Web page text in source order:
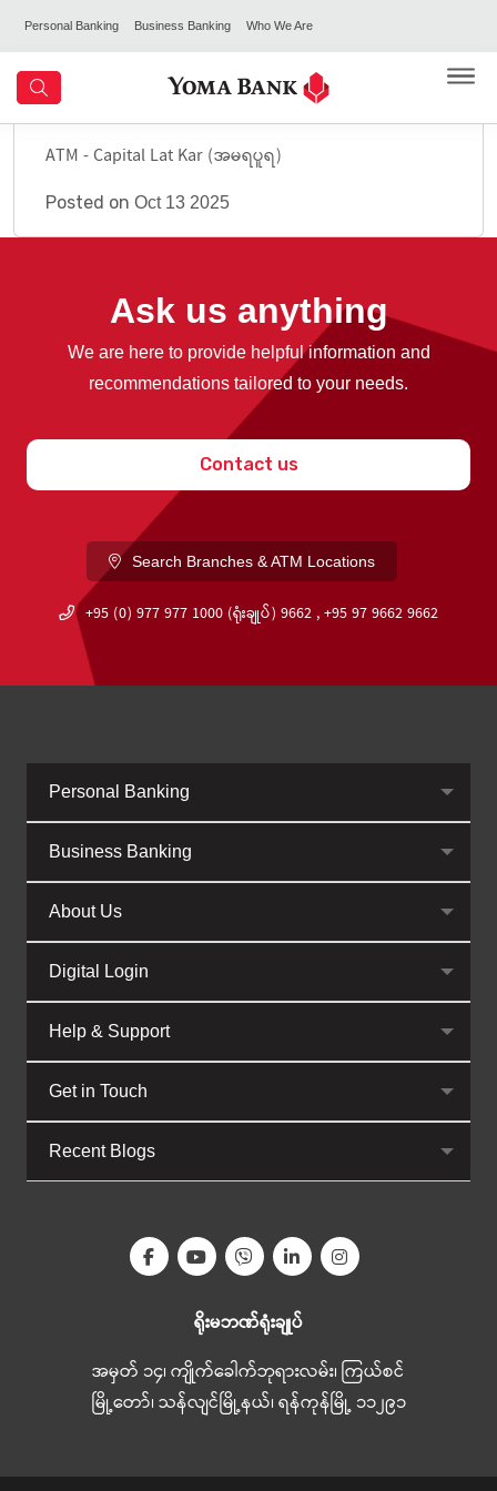
Personal Banking Business Banking Who We Are
ATM - Capital Lat Kar (အမရပူရ)
Posted on Oct 13 2025
Ask us anything
We are here to provide helpful information and
recommendations tailored to your needs.
Contact us
Search Branches & ATM Locations
+95 (0) 977 977 1000 (ရုံးချုပ်) 9662 , +95 97 9662 9662
Personal Banking
Business Banking
About Us
Digital Login
Help & Support
Get in Touch
Recent Blogs
ရိုးမဘဏ်ရုံးချုပ်
အမှတ် ၁၄၊ ကျိုက်ခေါက်ဘုရားလမ်း၊ ကြယ်စင်
မြို့တော်၊ သန်လျင်မြို့နယ်၊ ရန်ကုန်မြို့ ၁၁၂၉၁